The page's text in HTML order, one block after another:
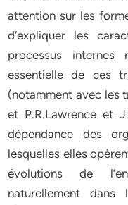
attention sur les
d‘expliquer les
processus
essentielle de ces
(notamment avec les
et P.R.Lawrence et
dépendance des
lesquelles elles
évolutions de
naturellement